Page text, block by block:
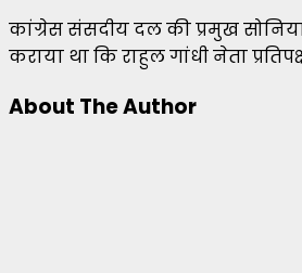
कांग्रेस संसदीय दल की प्रमुख
कराया था कि राहुल गांधी नेता
About The Author